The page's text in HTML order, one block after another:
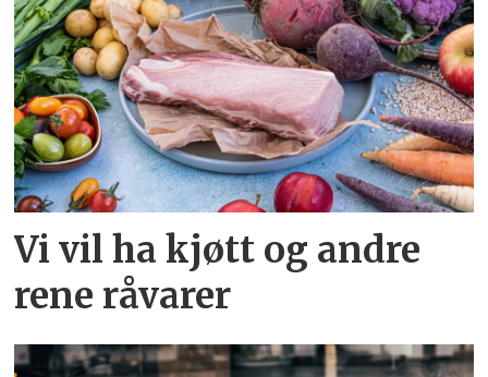
Vi vil ha kjøtt og andre
rene råvarer